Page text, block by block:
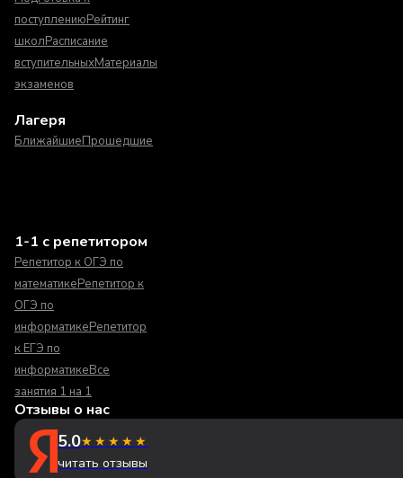
поступлениюРейтинг
школРасписание
вступительныхМатериалы
экзаменов
Лагеря
БлижайшиеПрошедшие
1-1 с репетитором
Репетитор к ОГЭ по
математикеРепетитор к
ОГЭ по
информатикеРепетитор
к ЕГЭ по
информатикеВсе
занятия 1 на 1
Отзывы о нас
5.0★★★★★
читать отзывы